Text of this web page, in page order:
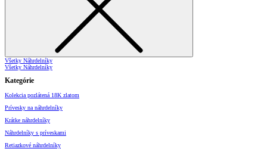
Všetky Náhrdelníky
Všetky Náhrdelníky
Kategórie
Kolekcia pozlátená 18K zlatom
Prívesky na náhrdelníky
Krátke náhrdelníky
Náhrdelníky s príveskami
Retiazkové náhrdelníky